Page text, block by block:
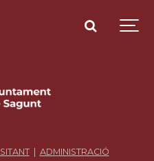
| ADMINISTRACIÓ